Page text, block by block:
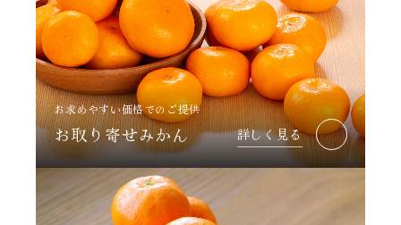
お求めやすい価格でのご提供
お取り寄せみかん 詳しく見る